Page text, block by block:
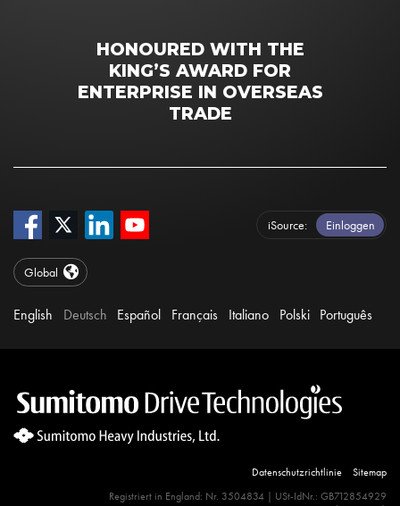
HONOURED WITH THE
KING’S AWARD FOR
ENTERPRISE IN OVERSEAS
TRADE
iSource Einloggen
Global
English Deutsch Español Français Italiano Polski Português
Datenschutzrichtlinie
Sitemap
Registriert in England: Nr. 3504834 | USt-IdNr.: GB712854929
Site Search 360 Error:There is no input element for the